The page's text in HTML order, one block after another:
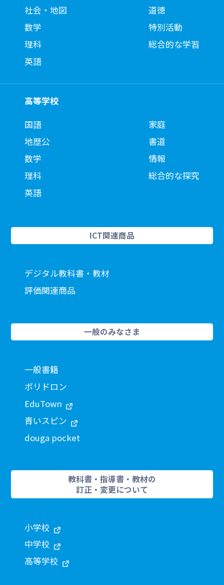
社会・地図
数学
理科
英語
道徳
特別活動
総合的な学習
高等学校
国語
地歴公
数学
理科
英語
家庭
書道
情報
総合的な探究
ICT関連商品
デジタル教科書・教材
評価関連商品
一般のみなさま
一般書籍
ポリドロン
EduTown
青いスピン
douga pocket
教科書・指導書・教材の
訂正・変更について
小学校
中学校
高等学校